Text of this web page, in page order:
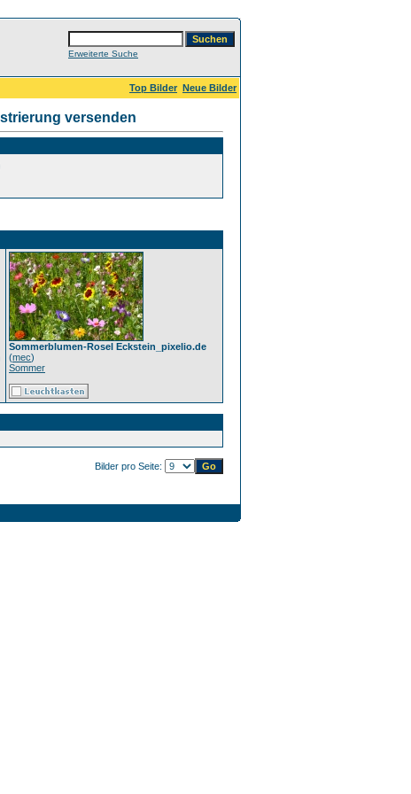
Erweiterte Suche
Top Bilder Neue Bilder
versenden
Sommerblumen-Rosel Eckstein_pixelio.de
(mec)
Sommer
Bilder pro Seite: